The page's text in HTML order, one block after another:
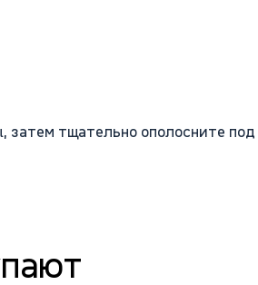
тщательно ополосните под